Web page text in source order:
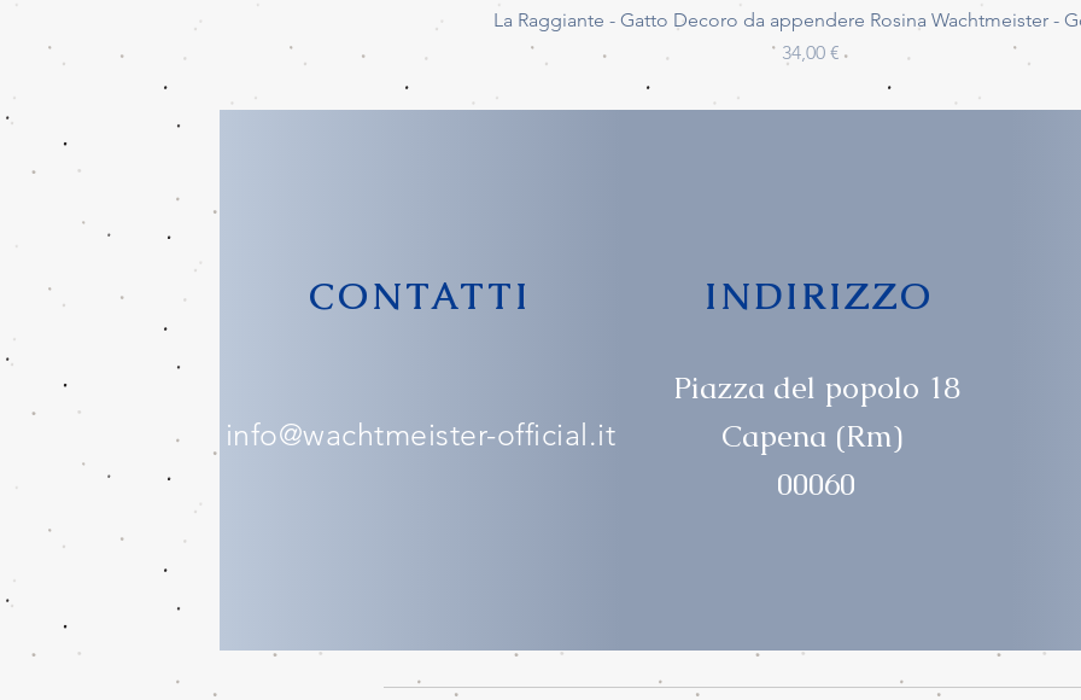
Vista rapida
La Raggiante - Gatto Decoro da appendere Rosina Wachtmeister -
Prezzo
34,00 €
CONTATTI
info@wachtmeister-official.it
INDIRIZZO
Piazza del popolo 18
Capena (Rm)
00060